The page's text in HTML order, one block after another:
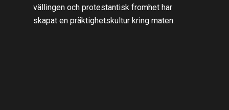
vällingen och protestantisk fromhet har
skapat en präktighetskultur kring maten.